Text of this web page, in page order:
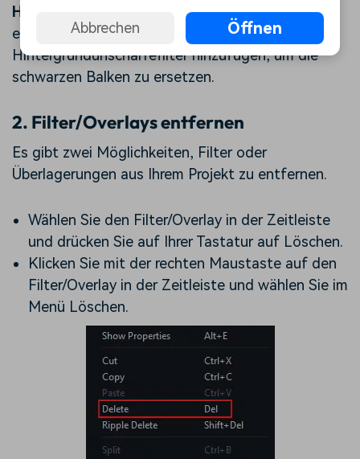
Hinweis
: Wenn Sie einen "Portrait"-Clip (9:16) in
einem 16:9-Video bearbeiten, können Sie
Hintergrundunschärfefilter hinzufügen, um die
schwarzen Balken zu ersetzen.
2. Filter/Overlays entfernen
Es gibt zwei Möglichkeiten, Filter oder
Überlagerungen aus Ihrem Projekt zu entfernen.
Wählen Sie den Filter/Overlay in der Zeitleiste
und drücken Sie auf Ihrer Tastatur auf Löschen.
Klicken Sie mit der rechten Maustaste auf den
Filter/Overlay in der Zeitleiste und wählen Sie im
Menü Löschen.
Abbrechen Öffnen